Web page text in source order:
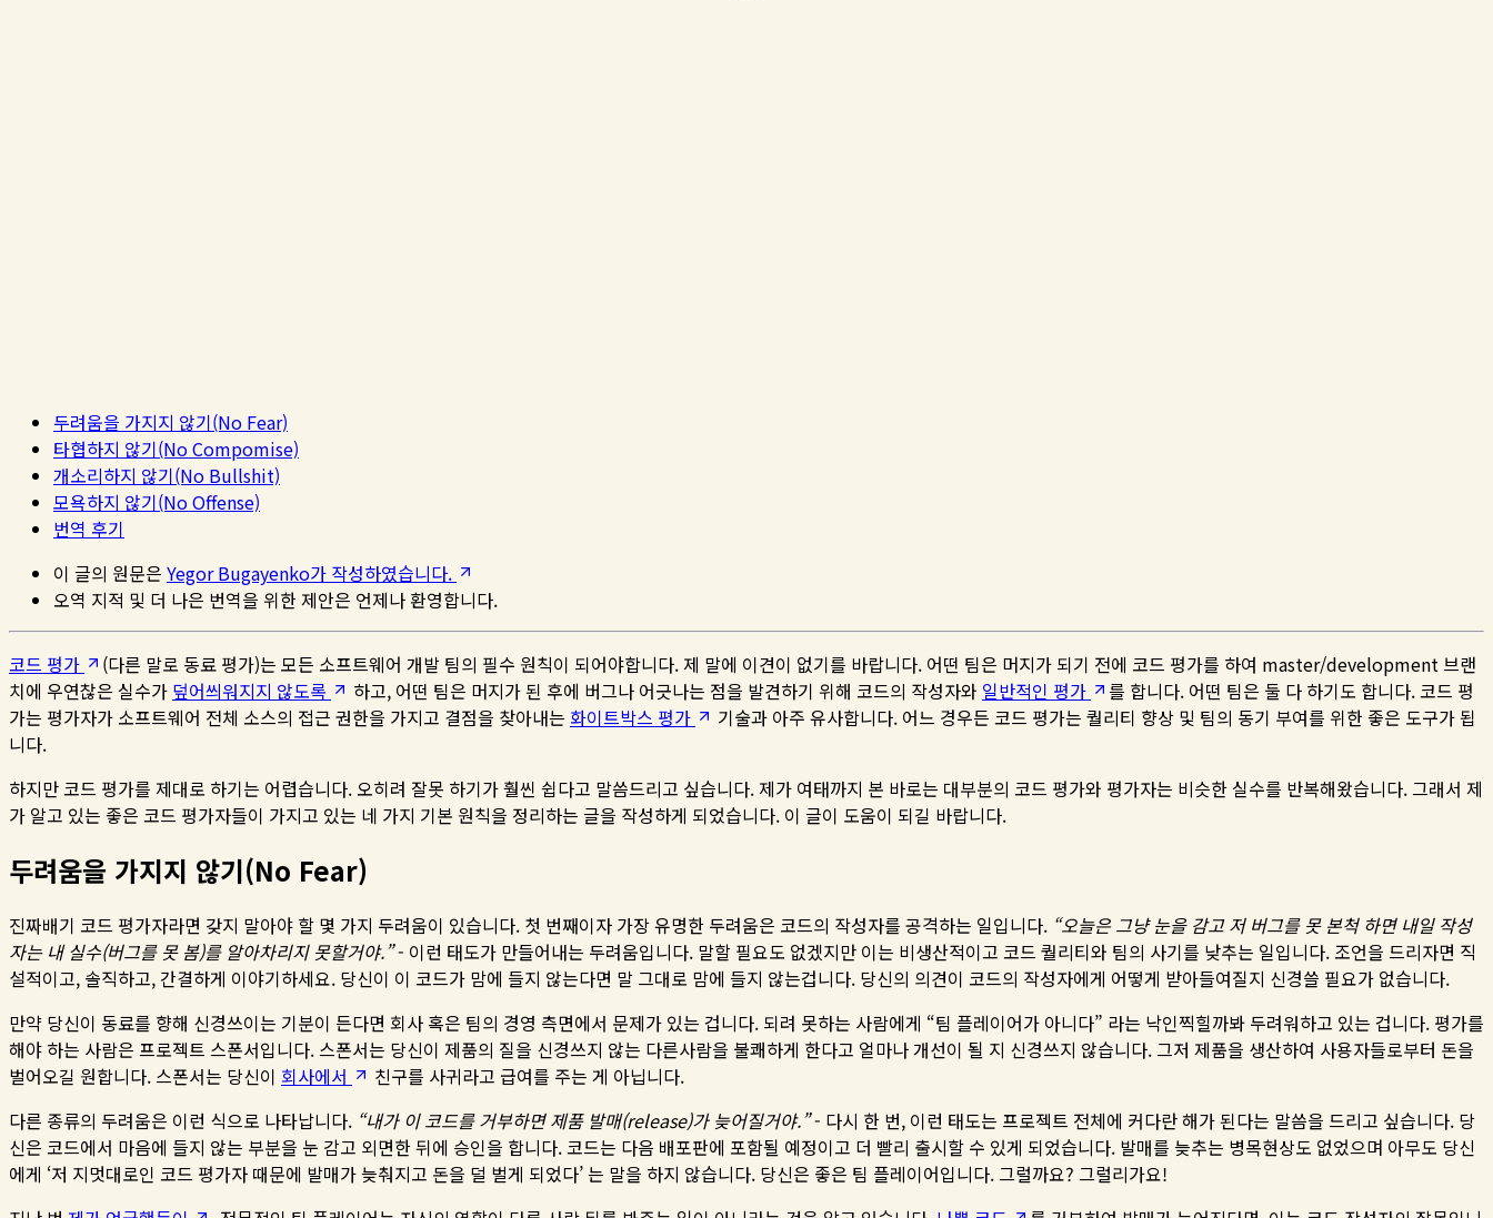
두려움을 가지지 않기(No Fear)
타협하지 않기(No Compomise)
개소리하지 않기(No Bullshit)
모욕하지 않기(No Offense)
번역 후기
이 글의 원문은 Yegor Bugayenko가 작성하였습니다.
오역 지적 및 더 나은 번역을 위한 제안은 언제나 환영합니다.
코드 평가
(다른 말로 동료 평가)는 모든 소프트웨어 개발 팀의 필수 원칙이 되어야합니다. 제 말에 이견이 없기를 바랍니다. 어떤 팀은 머지가 되기 전에 코드 평가를 하여 master/development 브랜
치에 우연찮은 실수가 덮어씌워지지 않도록 하고, 어떤 팀은 머지가 된 후에 버그나 어긋나는 점을 발견하기 위해 코드의 작성자와 일반적인 평가
를 합니다. 어떤 팀은 둘 다 하기도 합니다. 코드 평
가는 평가자가 소프트웨어 전체 소스의 접근 권한을 가지고 결점을 찾아내는 화이트박스 평가
기술과 아주 유사합니다. 어느 경우든 코드 평가는 퀄리티 향상 및 팀의 동기 부여를 위한 좋은 도구가 됩
니다.
하지만 코드 평가를 제대로 하기는 어렵습니다. 오히려 잘못 하기가 훨씬 쉽다고 말씀드리고 싶습니다. 제가 여태까지 본 바로는 대부분의 코드 평가와 평가자는 비슷한 실수를 반복해왔습니다. 그래서 제
가 알고 있는 좋은 코드 평가자들이 가지고 있는 네 가지 기본 원칙을 정리하는 글을 작성하게 되었습니다. 이 글이 도움이 되길 바랍니다.
두려움을 가지지 않기(No Fear)
진짜배기 코드 평가자라면 갖지 말아야 할 몇 가지 두려움이 있습니다. 첫 번째이자 가장 유명한 두려움은 코드의 작성자를 공격하는 일입니다. “오늘은 그냥 눈을 감고 저 버그를 못 본척 하면 내일 작성
자는 내 실수(버그를 못 봄)를 알아차리지 못할거야.”- 이런 태도가 만들어내는 두려움입니다. 말할 필요도 없겠지만 이는 비생산적이고 코드 퀄리티와 팀의 사기를 낮추는 일입니다. 조언을 드리자면 직
설적이고, 솔직하고, 간결하게 이야기하세요. 당신이 이 코드가 맘에 들지 않는다면 말 그대로 맘에 들지 않는겁니다. 당신의 의견이 코드의 작성자에게 어떻게 받아들여질지 신경쓸 필요가 없습니다.
만약 당신이 동료를 향해 신경쓰이는 기분이 든다면 회사 혹은 팀의 경영 측면에서 문제가 있는 겁니다. 되려 못하는 사람에게 “팀 플레이어가 아니다” 라는 낙인찍힐까봐 두려워하고 있는 겁니다. 평가를
해야 하는 사람은 프로젝트 스폰서입니다. 스폰서는 당신이 제품의 질을 신경쓰지 않는 다른사람을 불쾌하게 한다고 얼마나 개선이 될 지 신경쓰지 않습니다. 그저 제품을 생산하여 사용자들로부터 돈을
벌어오길 원합니다. 스폰서는 당신이 회사에서
친구를 사귀라고 급여를 주는 게 아닙니다.
다른 종류의 두려움은 이런 식으로 나타납니다. “내가 이 코드를 거부하면 제품 발매(release)가 늦어질거야.”- 다시 한 번, 이런 태도는 프로젝트 전체에 커다란 해가 된다는 말씀을 드리고 싶습니다. 당
신은 코드에서 마음에 들지 않는 부분을 눈 감고 외면한 뒤에 승인을 합니다. 코드는 다음 배포판에 포함될 예정이고 더 빨리 출시할 수 있게 되었습니다. 발매를 늦추는 병목현상도 없었으며 아무도 당신
에게 ‘저 지멋대로인 코드 평가자 때문에 발매가 늦춰지고 돈을 덜 벌게 되었다’ 는 말을 하지 않습니다. 당신은 좋은 팀 플레이어입니다. 그럴까요? 그럴리가요!